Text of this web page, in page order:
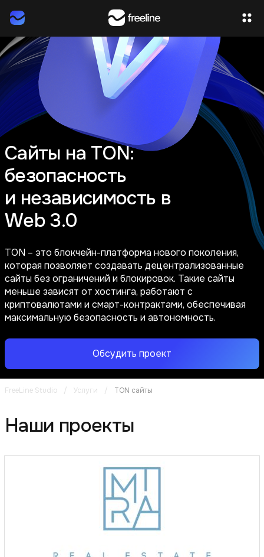
Сайты на TON:
безопасность
и независимость в
Web 3.0
TON – это блокчейн-платформа нового поколения,
которая позволяет создавать децентрализованные
сайты без ограничений и блокировок. Такие сайты
меньше зависят от хостинга, работают с
криптовалютами и смарт-контрактами, обеспечивая
максимальную безопасность и автономность.
Обсудить проект
FreeLine Studio / Услуги / TON сайты
Наши проекты